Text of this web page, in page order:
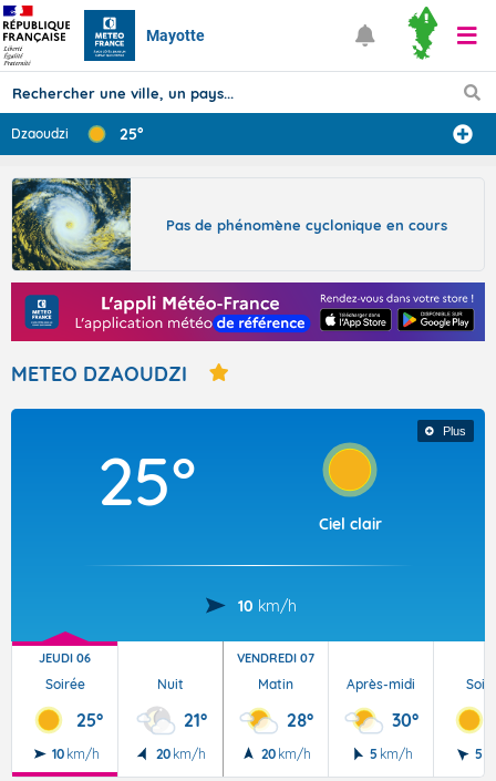
Mayotte
Prévisions
TOUS LES RÉSULTATS
Articles
Dzaoudzi 25°
Pas de phénomène cyclonique en cours
METEO DZAOUDZI
Plus
25°
Ciel clair
10 km/h
JEUDI 06
Soirée
25°
10 km/h
Nuit
21°
20 km/h
VENDREDI 07
Matin
28°
20 km/h
Après-midi
30°
5 km/h 5